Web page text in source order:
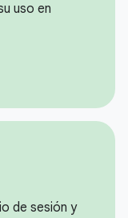
uso en
de sesión y